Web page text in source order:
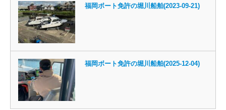
福岡ボート免許の堀川船舶(2023-09-21)
福岡ボート免許の堀川船舶(2025-12-04)